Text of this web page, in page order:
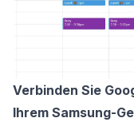
Verbinden Sie
Ihrem Samsung-